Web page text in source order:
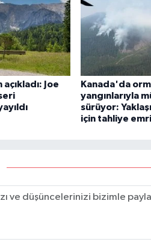
Joe
Kanada'da
yangınlarıyla
sürüyor:
için tahliye emri